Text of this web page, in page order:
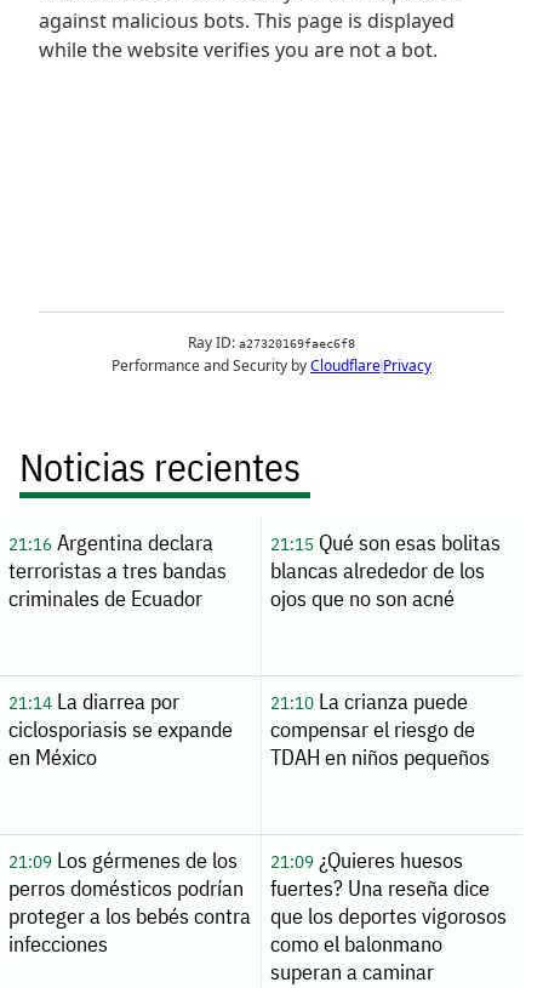
Noticias recientes
21:16Argentina declara
terroristas a tres bandas
criminales de Ecuador
21:15Qué son esas bolitas
blancas alrededor de los
ojos que no son acné
21:14La diarrea por
ciclosporiasis se expande
en México
21:10La crianza puede
compensar el riesgo de
TDAH en niños pequeños
21:09Los gérmenes de los
perros domésticos podrían
proteger a los bebés contra
infecciones
21:09¿Quieres huesos
fuertes? Una reseña dice
que los deportes vigorosos
como el balonmano
superan a caminar